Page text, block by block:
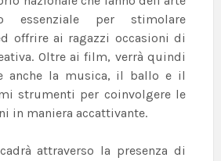
essenziale per stimolare
offrire ai ragazzi occasioni di
Oltre ai film, verrà quindi
anche la musica, il ballo e il
strumenti per coinvolgere le
in maniera accattivante.
attraverso la presenza di